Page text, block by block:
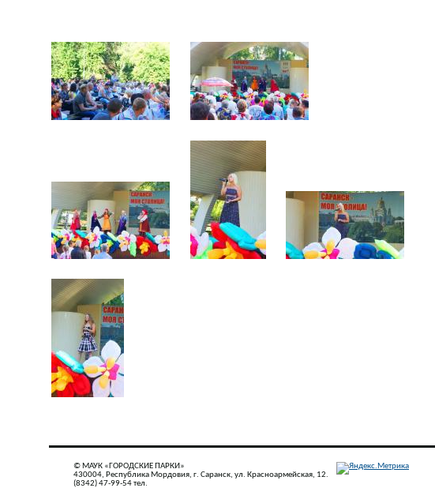
© МАУК «ГОРОДСКИЕ ПАРКИ»
430004, Республика Мордовия, г. Саранск, ул. Красноармейская, 12.
(8342) 47-99-54 тел.